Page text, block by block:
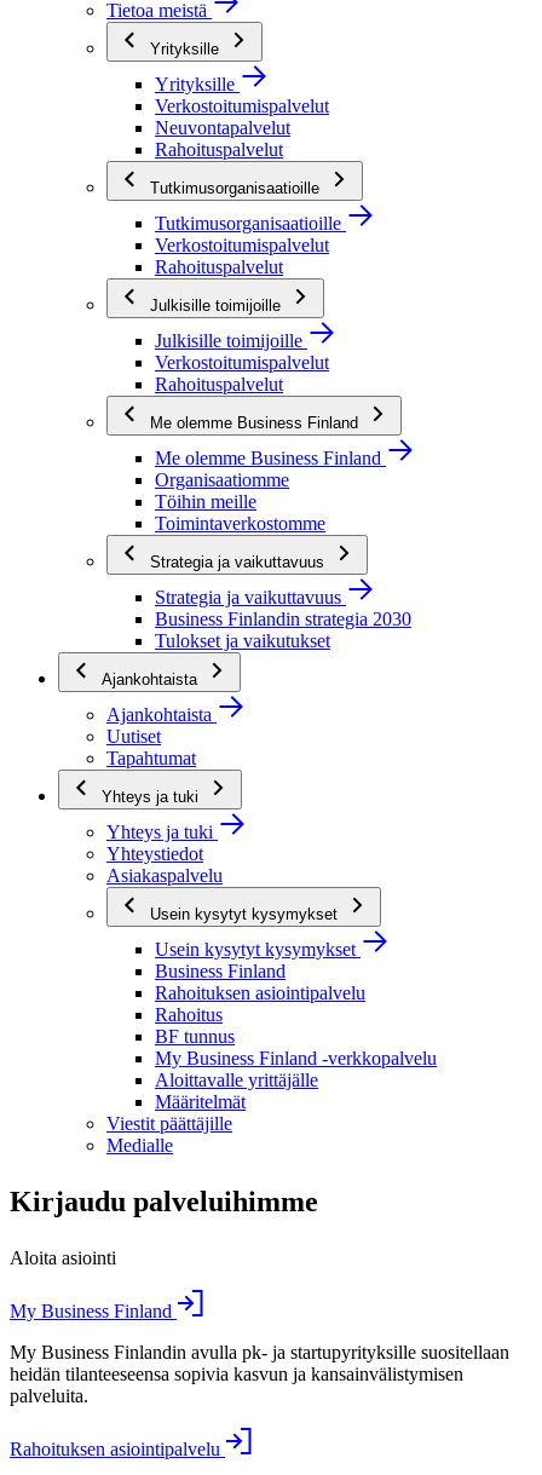
Tietoa meistä
Yrityksille
Yrityksille
Verkostoitumispalvelut
Neuvontapalvelut
Rahoituspalvelut
Tutkimusorganisaatioille
Tutkimusorganisaatioille
Verkostoitumispalvelut
Rahoituspalvelut
Julkisille toimijoille
Julkisille toimijoille
Verkostoitumispalvelut
Rahoituspalvelut
Me olemme Business Finland
Me olemme Business Finland
Organisaatiomme
Töihin meille
Toimintaverkostomme
Strategia ja vaikuttavuus
Strategia ja vaikuttavuus
Business Finlandin strategia 2030
Tulokset ja vaikutukset
Ajankohtaista
Ajankohtaista
Uutiset
Tapahtumat
Yhteys ja tuki
Yhteys ja tuki
Yhteystiedot
Asiakaspalvelu
Usein kysytyt kysymykset
Usein kysytyt kysymykset
Business Finland
Rahoituksen asiointipalvelu
Rahoitus
BF tunnus
My Business Finland -verkkopalvelu
Aloittavalle yrittäjälle
Määritelmät
Viestit päättäjille
Medialle
Kirjaudu palveluihimme
Aloita asiointi
My Business Finland
My Business Finlandin avulla pk- ja startupyrityksille suositellaan
heidän tilanteeseensa sopivia kasvun ja kansainvälistymisen
palveluita.
Rahoituksen asiointipalvelu